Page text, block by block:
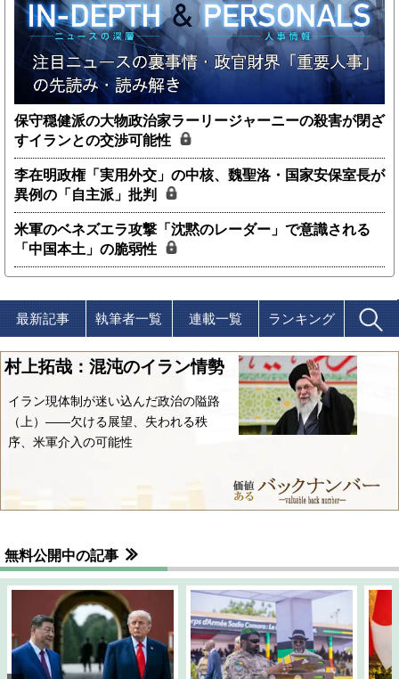
保守穏健派の大物政治家ラーリージャーニーの殺害が閉ざ
すイランとの交渉可能性
李在明政権「実用外交」の中核、魏聖洛・国家安保室長が
異例の「自主派」批判
米軍のベネズエラ攻撃「沈黙のレーダー」で意識される
「中国本土」の脆弱性
最新記事 執筆者一覧 連載一覧 ランキング
村上拓哉：混沌のイラン情勢
イラン現体制が迷い込んだ政治の隘路
（上）――欠ける展望、失われる秩
序、米軍介入の可能性
無料公開中の記事